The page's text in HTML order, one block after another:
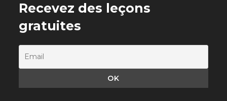
Recevez des leçons
gratuites